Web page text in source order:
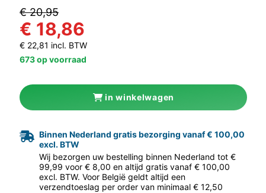
Naar volgende
€ 20,95
€ 18,86
€ 22,81 incl. BTW
673 op voorraad
in winkelwagen
Binnen Nederland gratis bezorging vanaf € 100,00
excl. BTW
Wij bezorgen uw bestelling binnen Nederland tot €
99,99 voor € 8,00 en altijd gratis vanaf € 100,00
excl. BTW. Voor België geldt altijd een
verzendtoeslag per order van minimaal € 12,50